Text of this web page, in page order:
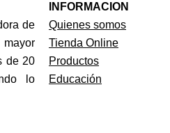
de
de 20
lo
INFORMACION
Quienes somos
Tienda Online
Productos
Educación